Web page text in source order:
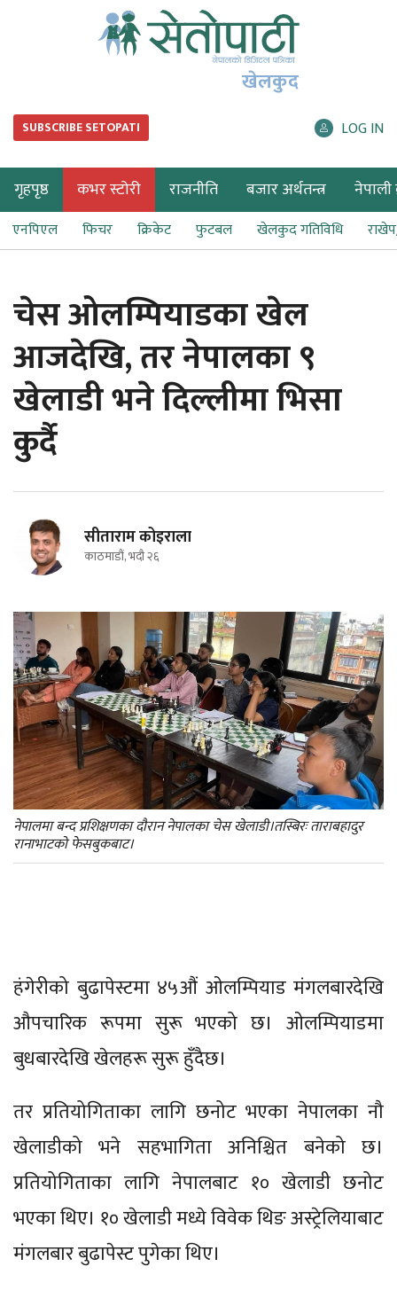
खेलकुद
SUBSCRIBE SETOPATI LOG IN
गृहपृष्ठ कभर स्टोरी राजनीति बजार अर्थतन्त्र नेपाली
एनपिएल फिचर क्रिकेट फुटबल खेलकुद गतिविधि
चेस ओलम्पियाडका खेल
आजदेखि, तर नेपालका ९
खेलाडी भने दिल्लीमा भिसा
कुर्दै
सीताराम कोइराला
काठमाडौं, भदौ २६
नेपालमा बन्द प्रशिक्षणका दौरान नेपालका चेस खेलाडी।तस्बिरः ताराबहादुर
रानाभाटको फेसबुकबाट।
हंगेरीको बुढापेस्टमा ४५औं ओलम्पियाड मंगलबारदेखि
औपचारिक रूपमा सुरू भएको छ। ओलम्पियाडमा
बुधबारदेखि खेलहरू सुरू हुँदैछ।
तर प्रतियोगिताका लागि छनोट भएका नेपालका नौ
खेलाडीको भने सहभागिता अनिश्चित बनेको छ।
प्रतियोगिताका लागि नेपालबाट १० खेलाडी छनोट
भएका थिए। १० खेलाडी मध्ये विवेक थिङ अस्ट्रेलियाबाट
मंगलबार बुढापेस्ट पुगेका थिए।